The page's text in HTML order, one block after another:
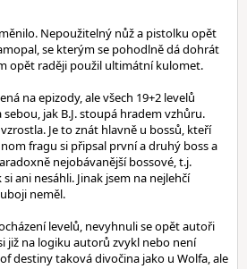
Nepoužitelný nůž a pistolku opět
se kterým se pohodlně dá dohrát
opět raději použil ultimátní kulomet.
na epizody, ale všech 19+2 levelů
jak B.J. stoupá hradem vzhůru.
Je to znát hlavně u bossů, kteří
fragu si připsal první a druhý boss a
nejobávanější bossové, t.j.
ani nesáhli. Jinak jsem na nejlehčí
neměl.
levelů, nevyhnuli se opět autoři
již na logiku autorů zvykl nebo není
destiny taková divočina jako u Wolfa, ale